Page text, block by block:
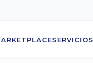
SERVICIOS